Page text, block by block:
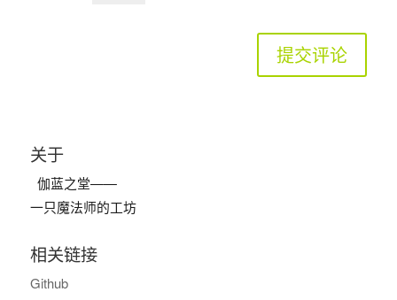
关于
伽蓝之堂——
一只魔法师的工坊
相关链接
Github